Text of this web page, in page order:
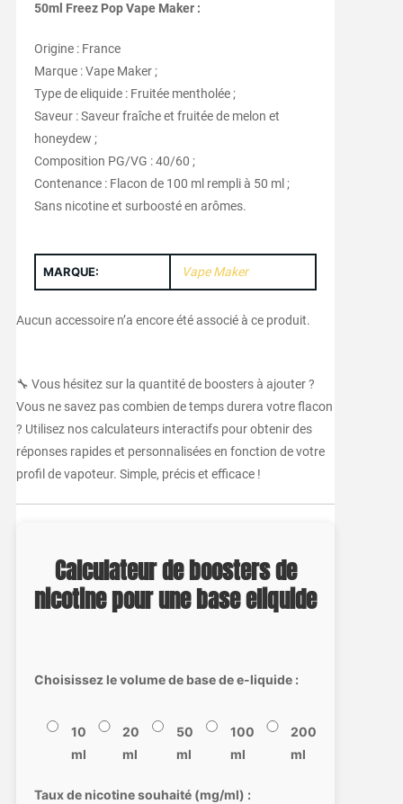
50ml Freez Pop Vape Maker :
Origine : France
Marque : Vape Maker ;
Type de eliquide : Fruitée mentholée ;
Saveur : Saveur fraîche et fruitée de melon et
honeydew ;
Composition PG/VG : 40/60 ;
Contenance : Flacon de 100 ml rempli à 50 ml ;
Sans nicotine et surboosté en arômes.
MARQUE: Vape Maker
Aucun accessoire n’a encore été associé à ce produit.
🔧 Vous hésitez sur la quantité de boosters à ajouter ?
Vous ne savez pas combien de temps durera votre flacon
? Utilisez nos calculateurs interactifs pour obtenir des
réponses rapides et personnalisées en fonction de votre
profil de vapoteur. Simple, précis et efficace !
Calculateur de boosters de
nicotine pour une base eliquide
Choisissez le volume de base de e-liquide :
10
ml
20
ml
50
ml
100
ml
200
ml
Taux de nicotine souhaité (mg/ml) :